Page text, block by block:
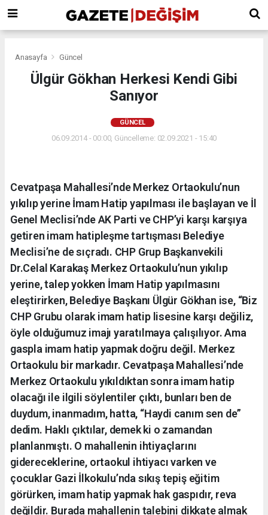
Anasayfa Güncel
Ülgür Gökhan Herkesi Kendi Gibi
Sanıyor
GÜNCEL
06.09.2014 - 00:00, Güncelleme: 02.09.2021 - 15:40
Cevatpaşa Mahallesi’nde Merkez Ortaokulu’nun
yıkılıp yerine İmam Hatip yapılması ile başlayan ve İl
Genel Meclisi’nde AK Parti ve CHP’yi karşı karşıya
getiren imam hatipleşme tartışması Belediye
Meclisi’ne de sıçradı. CHP Grup Başkanvekili
Dr.Celal Karakaş Merkez Ortaokulu’nun yıkılıp
yerine, talep yokken İmam Hatip yapılmasını
eleştirirken, Belediye Başkanı Ülgür Gökhan ise, “Biz
CHP Grubu olarak imam hatip lisesine karşı değiliz,
öyle olduğumuz imajı yaratılmaya çalışılıyor. Ama
gaspla imam hatip yapmak doğru değil. Merkez
Ortaokulu bir markadır. Cevatpaşa Mahallesi’nde
Merkez Ortaokulu yıkıldıktan sonra imam hatip
olacağı ile ilgili söylentiler çıktı, bunları ben de
duydum, inanmadım, hatta, “Haydi canım sen de”
dedim. Haklı çıktılar, demek ki o zamandan
planlanmıştı. O mahallenin ihtiyaçlarını
gidereceklerine, ortaokul ihtiyacı varken ve
çocuklar Gazi İlkokulu’nda sıkış tepiş eğitim
görürken, imam hatip yapmak hak gaspıdır, reva
değildir. Burada mahallenin talebini dikkate almak